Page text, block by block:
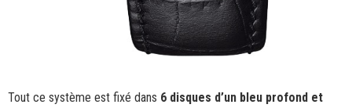
Tout ce système est fixé dans 6 disques d’un bleu profond et